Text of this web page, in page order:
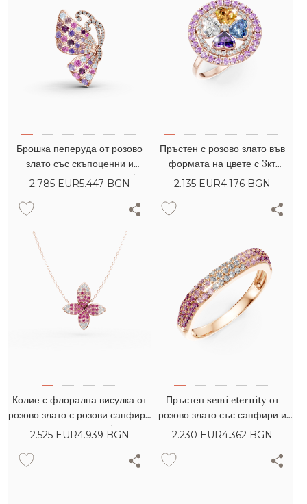
Брошка пеперуда от розово
злато със скъпоценни и
полускъпоценни камъни 1.58кт
2.785 EUR5.447 BGN
Пръстен с розово злато във
формата на цвете с 3кт
скъпоценни и полускъпоценни
2.135 EUR4.176 BGN
Колие с флорална висулка от
розово злато с розови сапфири
и диаманти 0.85кт
2.525 EUR4.939 BGN
Пръстен semi eternity от
розово злато със сапфири и
диаманти 0.57кт
2.230 EUR4.362 BGN